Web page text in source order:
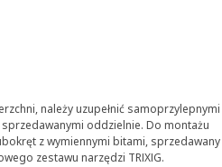
Recenzje ogółem: 3
należy uzupełnić samoprzylepnymi
sprzedawanymi oddzielnie. Do montażu
z wymiennymi bitami, sprzedawany
zestawu narzędzi TRIXIG.